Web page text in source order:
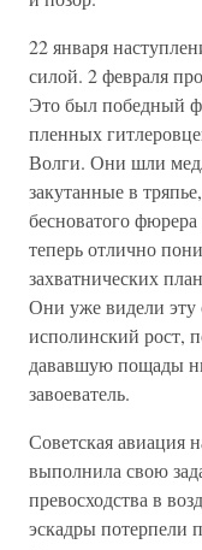
22 января
силой. 2 февраля
Это был победный
пленных
Волги. Они шли
закутанные в
бесноватого
теперь отлично
захватнических
Они уже видели эту
исполинский рост,
дававшую пощады
завоеватель.
Советская авиация
выполнила свою
превосходства в
эскадры потерпели